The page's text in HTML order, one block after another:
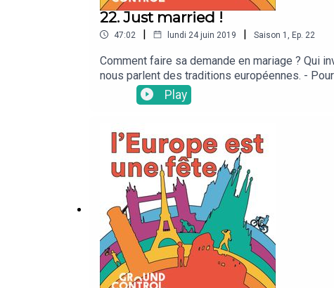
22. Just married !
47:02 | lundi 24 juin 2019 | Saison 1 Ep. 22
Comment faire sa demande en mariage ? Qui
nous parlent des traditions européennes. -
sa femme italienne. - Kasja (10:28) nous
Carla (20:12) nous éloigne du conte de fée !
Play